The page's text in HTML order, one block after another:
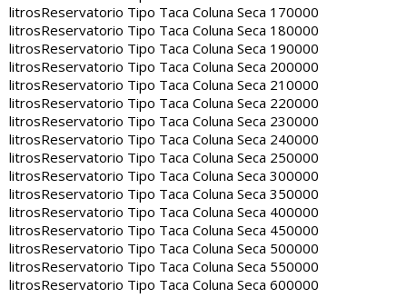
litrosReservatorio Tipo Taca Coluna Seca 170000
litrosReservatorio Tipo Taca Coluna Seca 180000
litrosReservatorio Tipo Taca Coluna Seca 190000
litrosReservatorio Tipo Taca Coluna Seca 200000
litrosReservatorio Tipo Taca Coluna Seca 210000
litrosReservatorio Tipo Taca Coluna Seca 220000
litrosReservatorio Tipo Taca Coluna Seca 230000
litrosReservatorio Tipo Taca Coluna Seca 240000
litrosReservatorio Tipo Taca Coluna Seca 250000
litrosReservatorio Tipo Taca Coluna Seca 300000
litrosReservatorio Tipo Taca Coluna Seca 350000
litrosReservatorio Tipo Taca Coluna Seca 400000
litrosReservatorio Tipo Taca Coluna Seca 450000
litrosReservatorio Tipo Taca Coluna Seca 500000
litrosReservatorio Tipo Taca Coluna Seca 550000
litrosReservatorio Tipo Taca Coluna Seca 600000